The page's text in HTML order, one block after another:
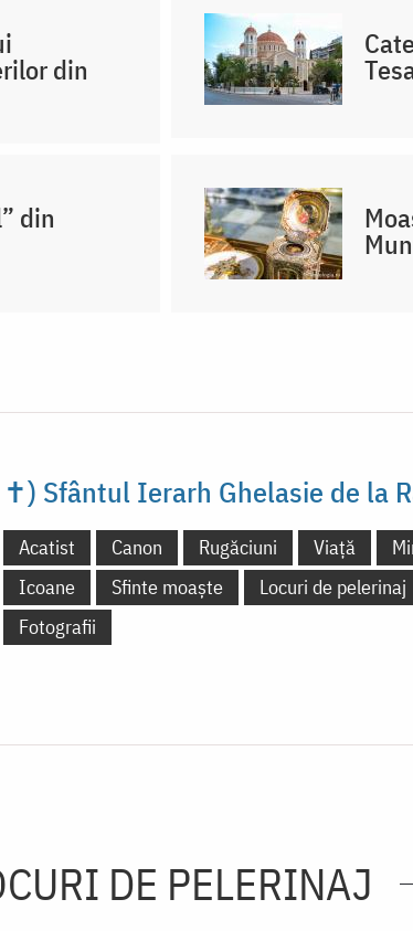
din
din
✝) Sfântul Ierarh Ghelasie de la
Acatist Canon Rugăciuni Viață
Icoane
Sfinte moaște Locuri de pelerinaj
Fotografii
DE PELERINAJ